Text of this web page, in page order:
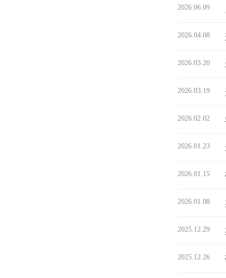
2026.06.09
2026.04.08
2026.03.20
2026.03.19
2026.02.02
2026.01.23
2026.01.15
2026.01.08
2025.12.29
2025.12.26